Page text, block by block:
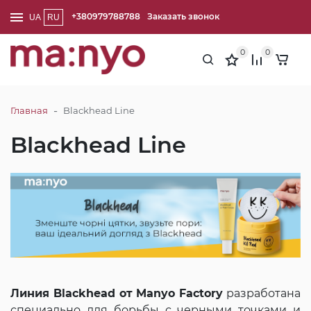
UA RU +380979788788 Заказать звонок
0 0
Главная - Blackhead Line
Blackhead Line
Линия Blackhead от Manyo Factory разработана